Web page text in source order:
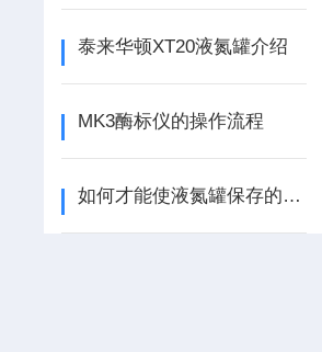
泰来华顿XT20液氮罐介绍
MK3酶标仪的操作流程
如何才能使液氮罐保存的时间久一点